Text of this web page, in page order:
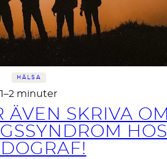
HÄLSA
1–2 minuter
ÄVEN SKRIVA OM
HOS